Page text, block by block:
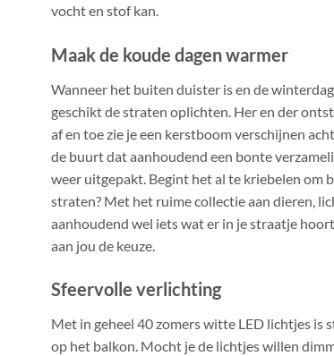
vocht en stof kan.
Maak de koude dagen warmer
Wanneer het buiten duister is en de
geschikt de straten oplichten. Her en der
af en toe zie je een kerstboom verschijnen
de buurt dat aanhoudend een bonte
weer uitgepakt. Begint het al te kriebelen om
straten? Met het ruime collectie aan dieren,
aanhoudend wel iets wat er in je straatje
aan jou de keuze.
Sfeervolle verlichting
Met in geheel 40 zomers witte LED lichtjes is
op het balkon. Mocht je de lichtjes willen